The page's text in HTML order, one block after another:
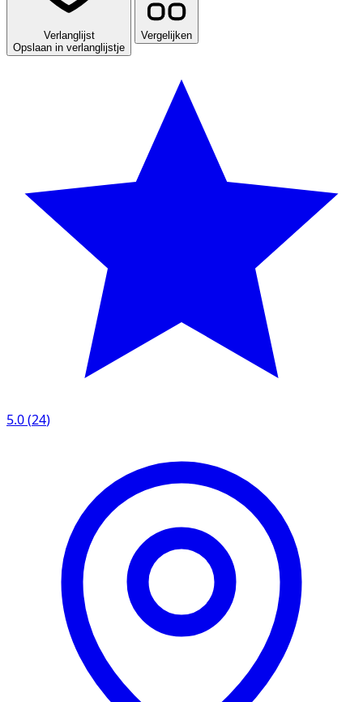
Verlanglijst
Opslaan in verlanglijstje
Vergelijken
5.0(24)